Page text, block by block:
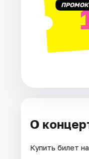
Артисты
Рейтинги
О
Купить билет